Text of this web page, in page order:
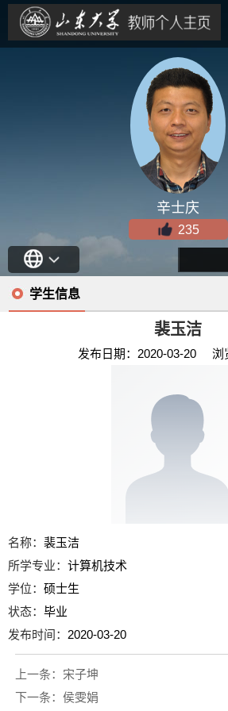
辛士庆
235
学生信息
裴玉洁
发布日期：2020-03-20 浏
名称：裴玉洁
所学专业：计算机技术
学位：硕士生
状态：毕业
发布时间： 2020-03-20
上一条： 宋子坤
下一条： 侯雯娟